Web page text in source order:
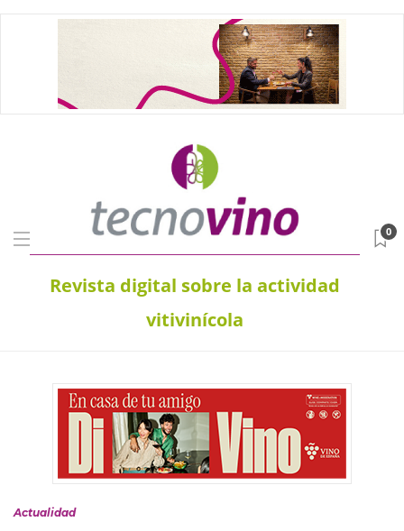
Revista digital sobre la actividad
vitivinícola
0
Actualidad